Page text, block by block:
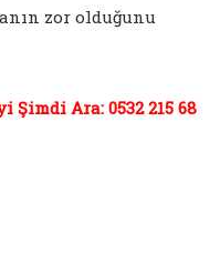
zor olduğunu
Şimdi Ara: 0532 215 68